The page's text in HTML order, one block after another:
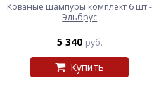
Кованые шампуры комплект 6 шт -
Эльбрус
5 340 руб.
Купить